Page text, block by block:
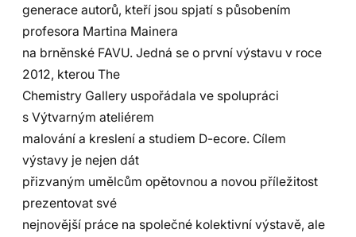
generace autorů, kteří jsou spjatí s působením
profesora Martina Mainera
na brněnské FAVU. Jedná se o první výstavu v roce
2012, kterou The
Chemistry Gallery uspořádala ve spolupráci
s Výtvarným ateliérem
malování a kreslení a studiem D-ecore. Cílem
výstavy je nejen dát
přizvaným umělcům opětovnou a novou příležitost
prezentovat své
nejnovější práce na společné kolektivní výstavě, ale